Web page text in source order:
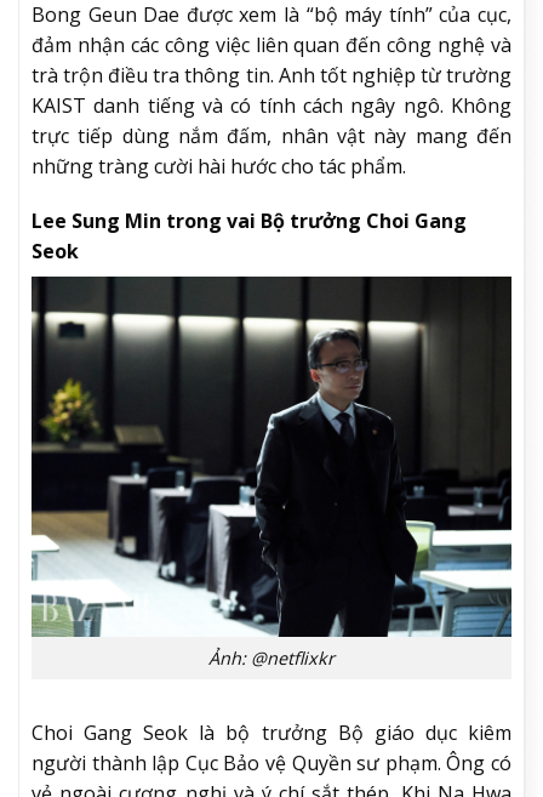
Bong Geun Dae được xem là “bộ máy tính” của cục,
đảm nhận các công việc liên quan đến công nghệ và
trà trộn điều tra thông tin. Anh tốt nghiệp từ trường
KAIST danh tiếng và có tính cách ngây ngô. Không
trực tiếp dùng nắm đấm, nhân vật này mang đến
những tràng cười hài hước cho tác phẩm.
Lee Sung Min trong vai Bộ trưởng Choi Gang
Seok
Ảnh: @netflixkr
Choi Gang Seok là bộ trưởng Bộ giáo dục kiêm
người thành lập Cục Bảo vệ Quyền sư phạm. Ông có